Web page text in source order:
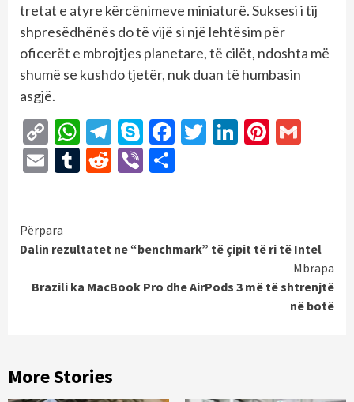
tretat e atyre kërcënimeve miniaturë. Suksesi i tij
shpresëdhënës do të vijë si një lehtësim për
oficerët e mbrojtjes planetare, të cilët, ndoshta më
shumë se kushdo tjetër, nuk duan të humbasin
asgjë.
Copy
Link
WhatsApp
Telegram
SkypeFacebook
Twitter
LinkedIn
EmailTumblr
Reddit
Viber
Continue
Reading
Përpara
Dalin rezultatet ne “benchmark” të çipit të ri të Intel
Mbrapa
Brazili ka MacBook Pro dhe AirPods 3 më të shtrenjtë
në botë
More Stories